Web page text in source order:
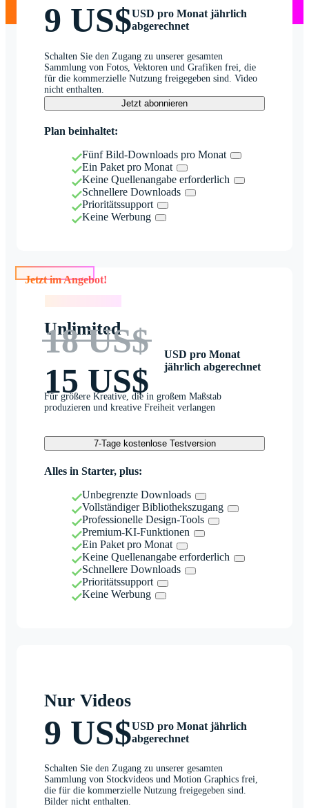
9 US$USD pro Monat jährlich
abgerechnet
Schalten Sie den Zugang zu unserer gesamten
Sammlung von Fotos, Vektoren und Grafiken frei, die
für die kommerzielle Nutzung freigegeben sind. Video
nicht enthalten.
Jetzt abonnieren
Plan beinhaltet:
Fünf Bild-Downloads pro Monat
Ein Paket pro Monat
Keine Quellenangabe erforderlich
Schnellere Downloads
Prioritätssupport
Keine Werbung
Jetzt im Angebot!
Unlimited
18 US$
15 US$
USD pro Monat
jährlich abgerechnet
Für größere Kreative, die in großem Maßstab
produzieren und kreative Freiheit verlangen
7-Tage kostenlose Testversion
Alles in Starter, plus:
Unbegrenzte Downloads
Vollständiger Bibliothekszugang
Professionelle Design-Tools
Premium-KI-Funktionen
Ein Paket pro Monat
Keine Quellenangabe erforderlich
Schnellere Downloads
Prioritätssupport
Keine Werbung
Nur Videos
9 US$USD pro Monat jährlich
abgerechnet
Schalten Sie den Zugang zu unserer gesamten
Sammlung von Stockvideos und Motion Graphics frei,
die für die kommerzielle Nutzung freigegeben sind.
Bilder nicht enthalten.